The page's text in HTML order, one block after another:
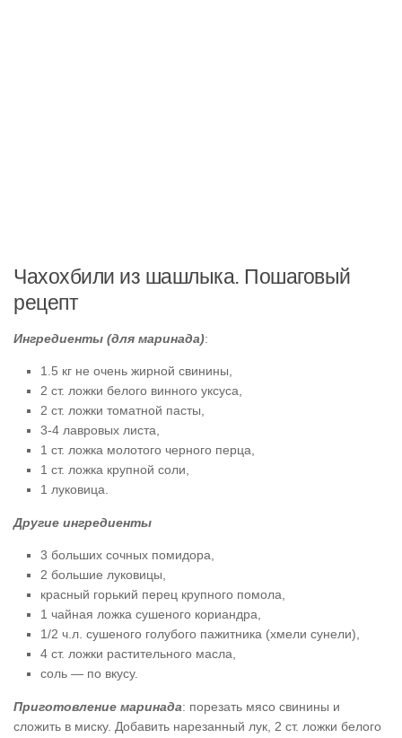
Чахохбили из шашлыка. Пошаговый
рецепт
Ингредиенты (для маринада):
1.5 кг не очень жирной свинины,
2 ст. ложки белого винного уксуса,
2 ст. ложки томатной пасты,
3-4 лавровых листа,
1 ст. ложка молотого черного перца,
1 ст. ложка крупной соли,
1 луковица.
Другие ингредиенты
3 больших сочных помидора,
2 большие луковицы,
красный горький перец крупного помола,
1 чайная ложка сушеного кориандра,
1/2 ч.л. сушеного голубого пажитника (хмели сунели),
4 ст. ложки растительного масла,
соль — по вкусу.
Приготовление маринада: порезать мясо свинины и
сложить в миску. Добавить нарезанный лук, 2 ст. ложки белого